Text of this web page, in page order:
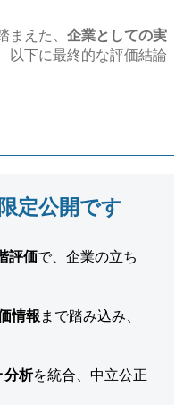
まえた、 企業としての実
以下に最終的な評価結論
定公開です
評価で、企業の立ち
情報 まで踏み込み、
分析を統合、中立公正